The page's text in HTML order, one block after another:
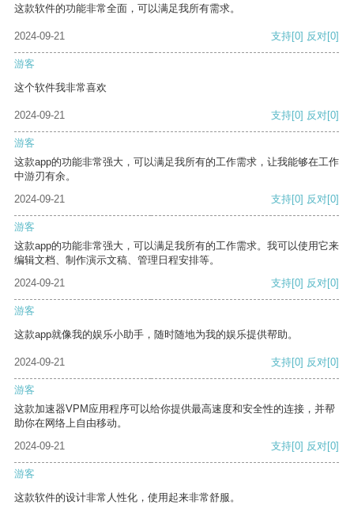
这款软件的功能非常全面，可以满足我所有需求。
2024-09-21 支持[0] 反对[0]
游客
这个软件我非常喜欢
2024-09-21 支持[0] 反对[0]
游客
这款app的功能非常强大，可以满足我所有的工作需求，让我能够在工作
中游刃有余。
2024-09-21
支持[0] 反对[0]
游客
这款app的功能非常强大，可以满足我所有的工作需求。我可以使用它来
编辑文档、制作演示文稿、管理日程安排等。
2024-09-21
支持[0] 反对[0]
游客
这款app就像我的娱乐小助手，随时随地为我的娱乐提供帮助。
2024-09-21 支持[0] 反对[0]
游客
这款加速器VPM应用程序可以给你提供最高速度和安全性的连接，并帮
助你在网络上自由移动。
2024-09-21
支持[0] 反对[0]
游客
这款软件的设计非常人性化，使用起来非常舒服。